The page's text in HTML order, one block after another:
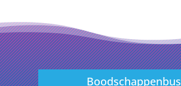
Boodschappenbus